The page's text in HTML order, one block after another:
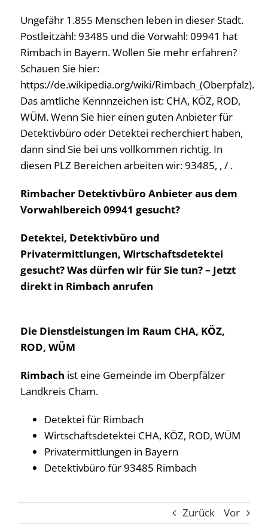
Ungefähr 1.855 Menschen leben in dieser Stadt.
Postleitzahl: 93485 und die Vorwahl: 09941 hat
Rimbach in Bayern. Wollen Sie mehr erfahren?
Schauen Sie hier:
https://de.wikipedia.org/wiki/Rimbach_(Oberpfalz).
Das amtliche Kennnzeichen ist: CHA, KÖZ, ROD,
WÜM. Wenn Sie hier einen guten Anbieter für
Detektivbüro oder Detektei recherchiert haben,
dann sind Sie bei uns vollkommen richtig. In
diesen PLZ Bereichen arbeiten wir: 93485, , / .
Rimbacher Detektivbüro Anbieter aus dem
Vorwahlbereich 09941 gesucht?
Detektei, Detektivbüro und
Privatermittlungen, Wirtschaftsdetektei
gesucht? Was dürfen wir für Sie tun? – Jetzt
direkt in Rimbach anrufen
Die Dienstleistungen im Raum CHA, KÖZ,
ROD, WÜM
Rimbach ist eine Gemeinde im Oberpfälzer
Landkreis Cham.
Detektei für Rimbach
Wirtschaftsdetektei CHA, KÖZ, ROD, WÜM
Privatermittlungen in Bayern
Detektivbüro für 93485 Rimbach
Zurück Vor